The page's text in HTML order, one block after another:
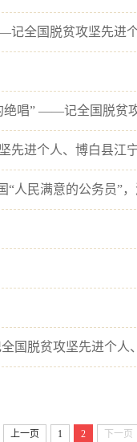
进个人、博白县江
“人民满意的公务员”
国脱贫攻坚先进个人
上一页 1 2 下一页